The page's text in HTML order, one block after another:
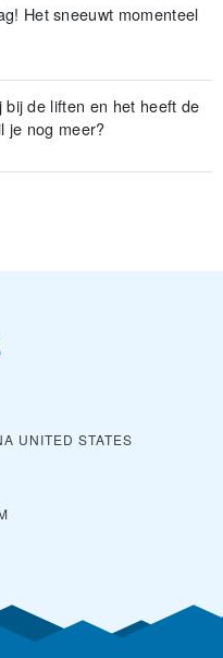
Het sneeuwt momenteel
bij de liften en het heeft de
je nog meer?
UNITED STATES